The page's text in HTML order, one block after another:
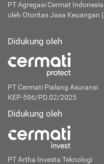
PT Agregasi Cermat Indonesia
oleh Otoritas Jasa Keuangan
Didukung oleh
PT Cermati Pialang Asuransi
KEP-596/PD.02/2025
Didukung oleh
PT Artha Investa Teknologi